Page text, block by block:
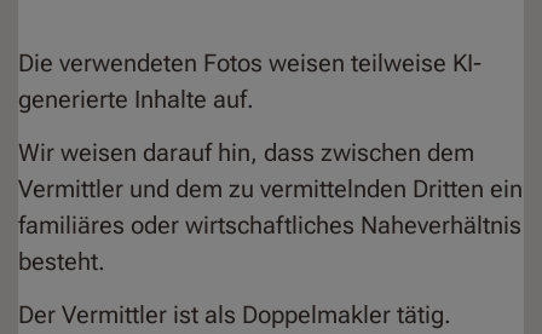
Die verwendeten Fotos weisen teilweise KI-
generierte Inhalte auf.
Wir weisen darauf hin, dass zwischen dem
Vermittler und dem zu vermittelnden Dritten ein
familiäres oder wirtschaftliches Naheverhältnis
besteht.
Der Vermittler ist als Doppelmakler tätig.